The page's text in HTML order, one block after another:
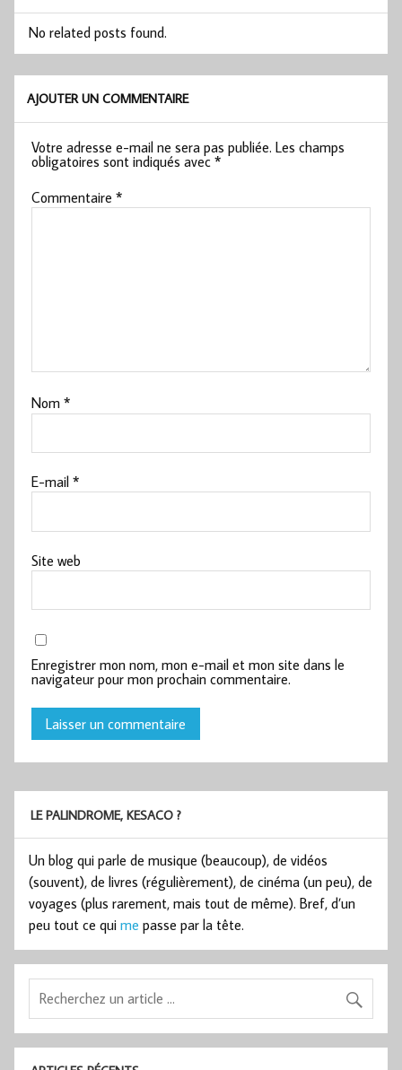
No related posts found.
AJOUTER UN COMMENTAIRE
Votre adresse e-mail ne sera pas publiée. Les champs
obligatoires sont indiqués avec*
Commentaire*
Nom*
E-mail*
Site web
Enregistrer mon nom, mon e-mail et mon site dans le
navigateur pour mon prochain commentaire.
LE PALINDROME, KESACO ?
Un blog qui parle de musique (beaucoup), de vidéos
(souvent), de livres (régulièrement), de cinéma (un peu), de
voyages (plus rarement, mais tout de même). Bref, d’un
peu tout ce qui me passe par la tête.